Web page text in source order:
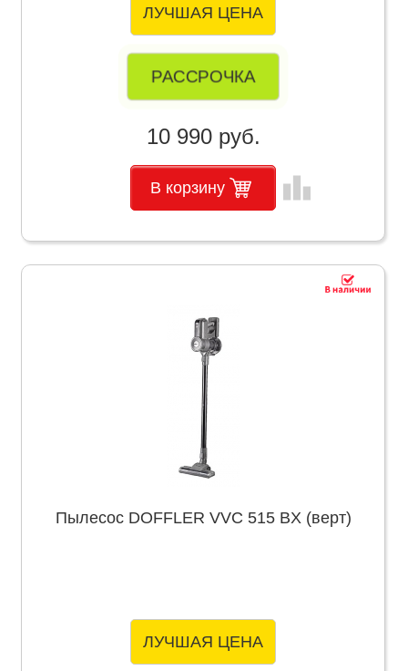
ЛУЧШАЯ ЦЕНА
РАССРОЧКА
10 990 руб.
В корзину leaderboard
Пылесос DOFFLER VVC 515 BX (верт)
ЛУЧШАЯ ЦЕНА